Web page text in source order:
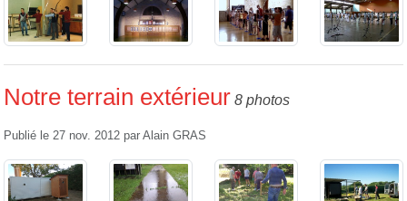
Notre terrain extérieur 8 photos
Publié le 27 nov. 2012 par Alain GRAS